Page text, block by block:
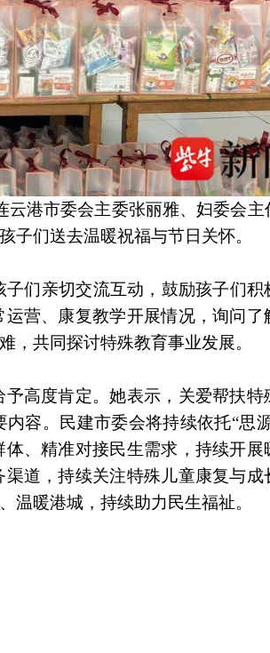
云港市委会主委张丽雅、妇委会主
子们送去温暖祝福与节日关怀。
们亲切交流互动，鼓励孩子们积
营、康复教学开展情况，询问了
，共同探讨特殊教育事业发展。
高度肯定。她表示，关爱帮扶特
容。民建市委会将持续依托“思
、精准对接民生需求，持续开展
道，持续关注特殊儿童康复与成
温暖港城，持续助力民生福祉。